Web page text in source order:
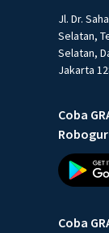
Jl. Dr.
Selatan,
Selatan,
Jakarta
Coba
Coba